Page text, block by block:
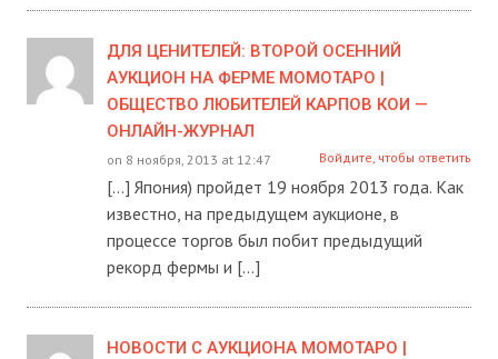
ДЛЯ ЦЕНИТЕЛЕЙ: ВТОРОЙ ОСЕННИЙ
АУКЦИОН НА ФЕРМЕ МОМОТАРО |
ОБЩЕСТВО ЛЮБИТЕЛЕЙ КАРПОВ КОИ —
ОНЛАЙН-ЖУРНАЛ
on 8 ноября, 2013 at 12:47 Войдите, чтобы ответить
[…] Япония) пройдет 19 ноября 2013 года. Как
известно, на предыдущем аукционе, в
процессе торгов был побит предыдущий
рекорд фермы и […]
НОВОСТИ С АУКЦИОНА МОМОТАРО |